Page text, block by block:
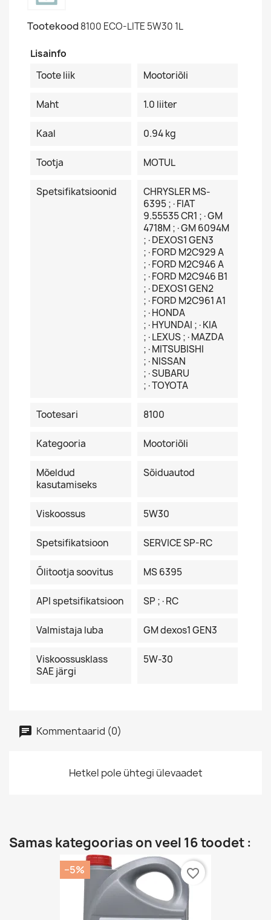
Tootekood 8100 ECO-LITE 5W30 1L
Lisainfo
Toote liik
Mootoriõli
Maht 1.0 liiter
Kaal 0.94 kg
Tootja MOTUL
Spetsifikatsioonid
CHRYSLER MS-
6395 ;·FIAT
9.55535 CR1 ;·GM
4718M ;·GM 6094M
;·DEXOS1 GEN3
;·FORD M2C929 A
;·FORD M2C946 A
;·FORD M2C946 B1
;·DEXOS1 GEN2
;·FORD M2C961 A1
;·HONDA
;·HYUNDAI ;·KIA
;·LEXUS ;·MAZDA
;·MITSUBISHI
;·NISSAN
;·SUBARU
;·TOYOTA
Tootesari 8100
Kategooria Mootoriõli
Mõeldud
kasutamiseks
Sõiduautod
Viskoossus 5W30
Spetsifikatsioon SERVICE SP-RC
Õlitootja soovitus MS 6395
API spetsifikatsioon SP ;·RC
Valmistaja luba GM dexos1 GEN3
Viskoossusklass
SAE järgi
5W-30
Kommentaarid (0)
Hetkel pole ühtegi ülevaadet
Samas kategoorias on veel 16 toodet :
−5% favorite_border